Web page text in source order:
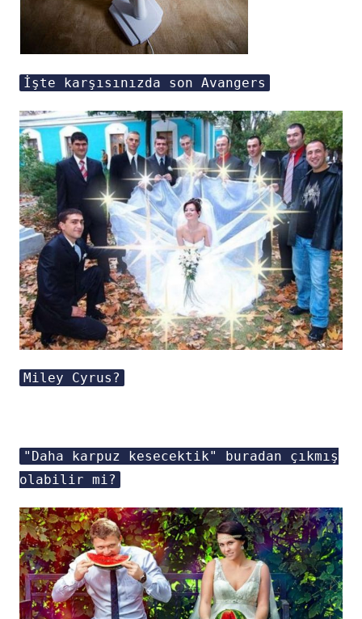
İşte karşısınızda son Avangers
Miley Cyrus?
"Daha karpuz kesecektik" buradan çıkmış
olabilir mi?